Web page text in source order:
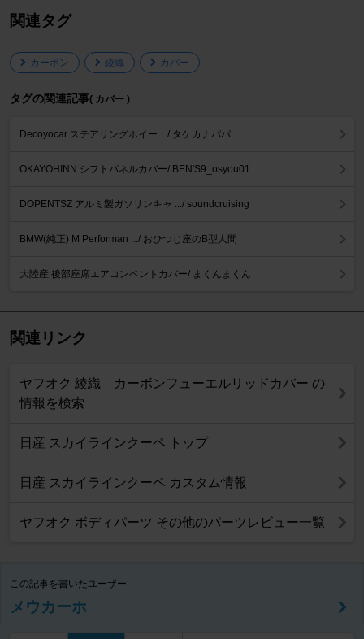
関連タグ
カーボン 綾織 カバー
タグの関連記事( カバー )
Decoyocar ステアリングホイー .../ タケカナパパ
OKAYOHINN シフトパネルカバー/ BEN'S9_osyou01
DOPENTSZ アルミ製ガソリンキャ .../ soundcruising
BMW(純正) M Performan .../ おひつじ座のB型人間
大陸産 後部座席エアコンベントカバー/ まくんまくん
関連リンク
ヤフオク 綾織 カーボンフューエルリッドカバー の
情報を検索
日産 スカイラインクーペ トップ
日産 スカイラインクーペ カスタム情報
ヤフオク ボディパーツ その他のパーツレビュー一覧
この記事を書いたユーザー
メウカーホ